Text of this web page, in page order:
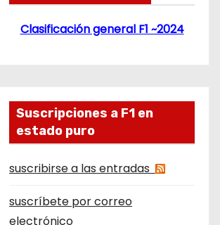
Clasificación general F1 ~2024
Suscripciones a F1 en
estado puro
suscribirse a las entradas
suscríbete por correo
electrónico